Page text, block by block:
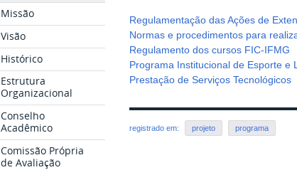
Missão
Visão
Histórico
Estrutura
Organizacional
Conselho
Acadêmico
Comissão Própria
de Avaliação
Regulamentação das Ações de
Normas e procedimentos para
Regulamento dos cursos FIC-IFMG
Programa Institucional de Esporte e
Prestação de Serviços Tecnológicos
registrado em: projeto programa